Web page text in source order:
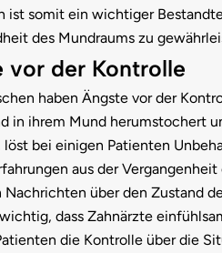
ist somit ein wichtiger
des Mundraums zu
vor der Kontrolle
haben Ängste vor der
in ihrem Mund herumstochert
löst bei einigen Patienten
aus der
über den Zustand
dass Zahnärzte
die Kontrolle über die